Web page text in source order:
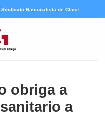
Sindicato Nacionalista de Clase
obriga a
a